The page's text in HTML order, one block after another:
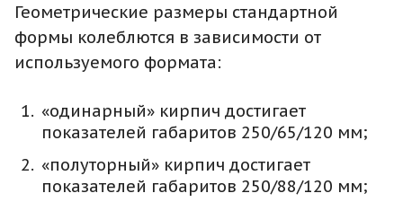
Геометрические размеры стандартной
формы колеблются в зависимости от
используемого формата:
«одинарный» кирпич достигает
показателей габаритов 250/65/120 мм;
«полуторный» кирпич достигает
показателей габаритов 250/88/120 мм;